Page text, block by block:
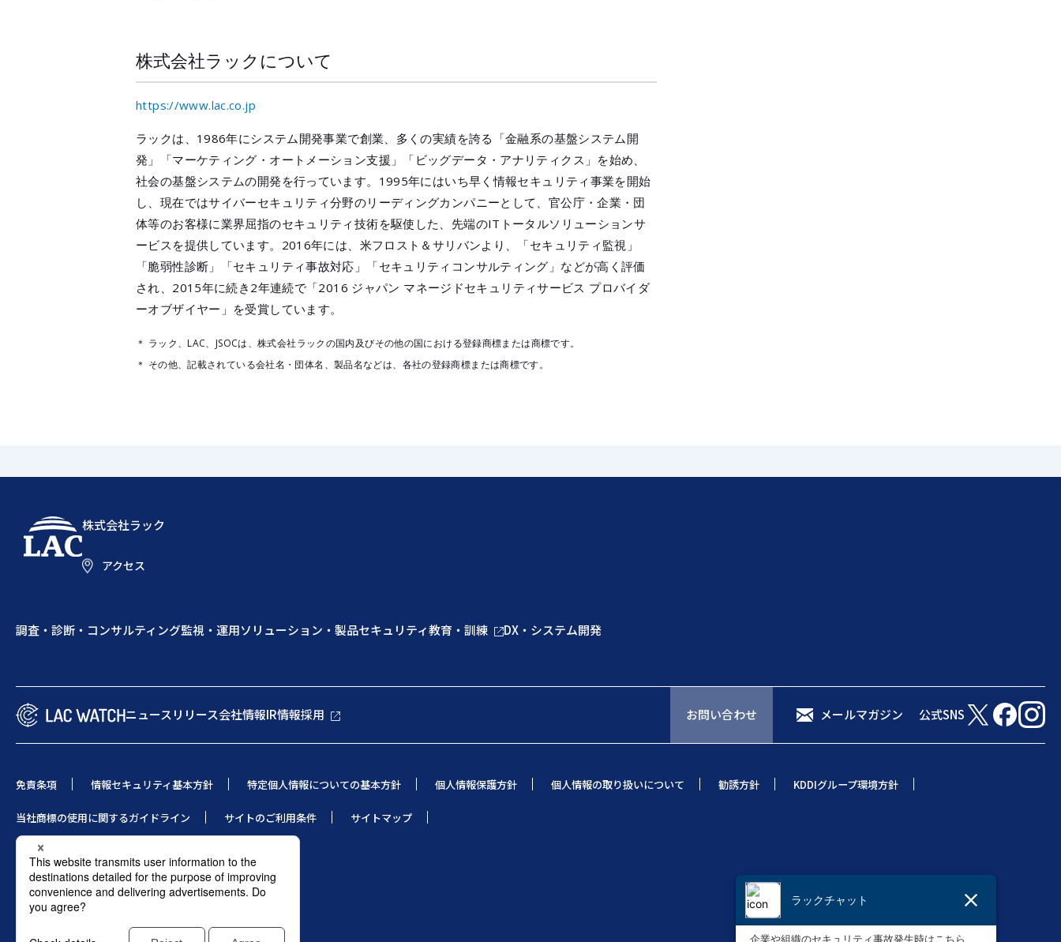
株式会社ラックについて
https://www.lac.co.jp
ラックは、1986年にシステム開発事業で創業、多くの実績を誇る「金融系の基盤システム開
発」「マーケティング・オートメーション支援」「ビッグデータ・アナリティクス」を始め、
社会の基盤システムの開発を行っています。1995年にはいち早く情報セキュリティ事業を開始
し、現在ではサイバーセキュリティ分野のリーディングカンパニーとして、官公庁・企業・団
体等のお客様に業界屈指のセキュリティ技術を駆使した、先端のITトータルソリューションサ
ービスを提供しています。2016年には、米フロスト＆サリバンより、「セキュリティ監視」
「脆弱性診断」「セキュリティ事故対応」「セキュリティコンサルティング」などが高く評価
され、2015年に続き2年連続で「2016 ジャパン マネージドセキュリティサービス プロバイダ
ーオブザイヤー」を受賞しています。
＊ ラック、LAC、JSOCは、株式会社ラックの国内及びその他の国における登録商標または商標です。
＊ その他、記載されている会社名・団体名、製品名などは、各社の登録商標または商標です。
株式会社ラック
アクセス
調査・診断・コンサルティング監視・運用ソリューション・製品セキュリティ教育・訓練 DX・システム開発
ニュースリリース会社情報IR情報採用 お問い合わせ メールマガジン 公式SNS
免責条項 情報セキュリティ基本方針 特定個人情報についての基本方針 個人情報保護方針 個人情報の取り扱いについて 勧誘方針 KDDIグループ環境方針
当社商標の使用に関するガイドライン サイトのご利用条件 サイトマップ
© 1995 LAC Co., Ltd.